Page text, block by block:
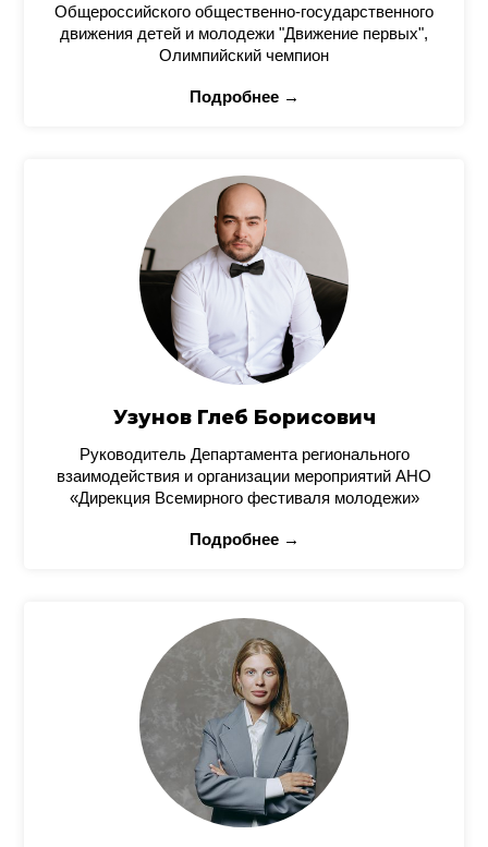
Общероссийского общественно-государственного
движения детей и молодежи "Движение первых",
Олимпийский чемпион
Подробнее →
Узунов Глеб Борисович
Руководитель Департамента регионального
взаимодействия и организации мероприятий АНО
«Дирекция Всемирного фестиваля молодежи»
Подробнее →